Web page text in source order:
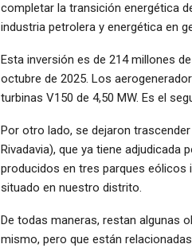
completar la transición energética
industria petrolera y energética en
Esta inversión es de 214 millones
octubre de 2025. Los
turbinas V150 de 4,50 MW. Es el
Por otro lado, se dejaron
Rivadavia), que ya tiene adjudicada
producidos en tres parques eólicos
situado en nuestro distrito.
De todas maneras, restan algunas
mismo, pero que están